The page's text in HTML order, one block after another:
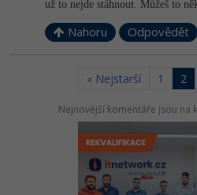
už to nejde stáhnout. Můžeš to
Nahoru Odpovědět
« Nejstarší 1 2
Nejnovější komentáře jsou na